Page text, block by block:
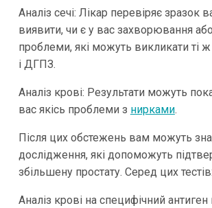
Аналіз сечі: Лікар перевіряє зразок
виявити, чи є у вас захворювання
проблеми, які можуть викликати ті
і ДГПЗ.
Аналіз крові: Результати можуть
вас якісь проблеми з нирками.
Після цих обстежень вам можуть
дослідження, які допоможуть
збільшену простату. Серед цих тестів:
Аналіз крові на специфічний антиген